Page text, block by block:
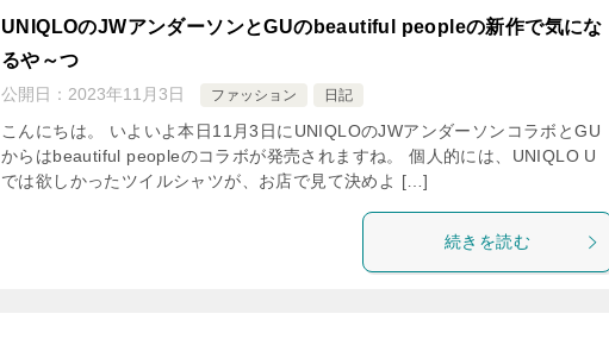
UNIQLOのJWアンダーソンとGUのbeautiful peopleの新作で気にな
るや～つ
公開日： 2023年11月3日 ファッション 日記
こんにちは。 いよいよ本日11月3日にUNIQLOのJWアンダーソンコラボとGU
からはbeautiful peopleのコラボが発売されますね。 個人的には、UNIQLO U
では欲しかったツイルシャツが、お店で見て決めよ […]
続きを読む